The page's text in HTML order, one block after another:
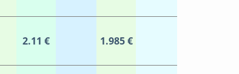
2.11 € 1.985 €